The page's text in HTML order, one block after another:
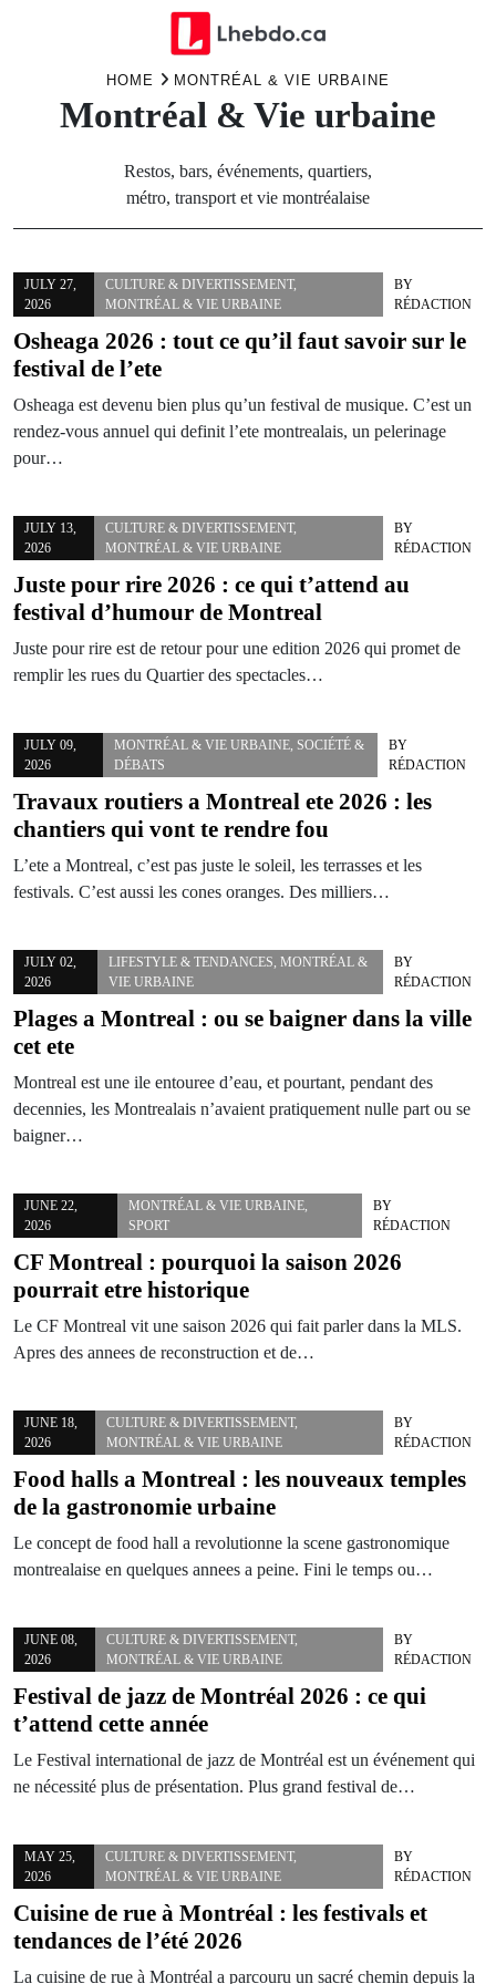
HOME MONTRÉAL & VIE URBAINE
Montréal & Vie urbaine
Restos, bars, événements, quartiers,
métro, transport et vie montréalaise
JULY 27,
2026
CULTURE & DIVERTISSEMENT,
MONTRÉAL & VIE URBAINE
BY
RÉDACTION
Osheaga 2026 : tout ce qu’il faut savoir sur le
festival de l’ete
Osheaga est devenu bien plus qu’un festival de musique. C’est un
rendez-vous annuel qui definit l’ete montrealais, un pelerinage
pour…
JULY 13,
2026
CULTURE & DIVERTISSEMENT,
MONTRÉAL & VIE URBAINE
BY
RÉDACTION
Juste pour rire 2026 : ce qui t’attend au
festival d’humour de Montreal
Juste pour rire est de retour pour une edition 2026 qui promet de
remplir les rues du Quartier des spectacles…
JULY 09,
2026
MONTRÉAL & VIE URBAINE, SOCIÉTÉ &
DÉBATS
BY
RÉDACTION
Travaux routiers a Montreal ete 2026 : les
chantiers qui vont te rendre fou
L’ete a Montreal, c’est pas juste le soleil, les terrasses et les
festivals. C’est aussi les cones oranges. Des milliers…
JULY 02,
2026
LIFESTYLE & TENDANCES,MONTRÉAL &
VIE URBAINE
BY
RÉDACTION
Plages a Montreal : ou se baigner dans la ville
cet ete
Montreal est une ile entouree d’eau, et pourtant, pendant des
decennies, les Montrealais n’avaient pratiquement nulle part ou se
baigner…
JUNE 22,
2026
MONTRÉAL & VIE URBAINE,
SPORT
BY
RÉDACTION
CF Montreal : pourquoi la saison 2026
pourrait etre historique
Le CF Montreal vit une saison 2026 qui fait parler dans la MLS.
Apres des annees de reconstruction et de…
JUNE 18,
2026
CULTURE & DIVERTISSEMENT,
MONTRÉAL & VIE URBAINE
BY
RÉDACTION
Food halls a Montreal : les nouveaux temples
de la gastronomie urbaine
Le concept de food hall a revolutionne la scene gastronomique
montrealaise en quelques annees a peine. Fini le temps ou…
JUNE 08,
2026
CULTURE & DIVERTISSEMENT,
MONTRÉAL & VIE URBAINE
BY
RÉDACTION
Festival de jazz de Montréal 2026 : ce qui
t’attend cette année
Le Festival international de jazz de Montréal est un événement qui
ne nécessité plus de présentation. Plus grand festival de…
MAY 25,
2026
CULTURE & DIVERTISSEMENT,
MONTRÉAL & VIE URBAINE
BY
RÉDACTION
Cuisine de rue à Montréal : les festivals et
tendances de l’été 2026
La cuisine de rue à Montréal a parcouru un sacré chemin depuis la